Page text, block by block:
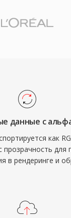
данные с
как
для
в рендеринге и